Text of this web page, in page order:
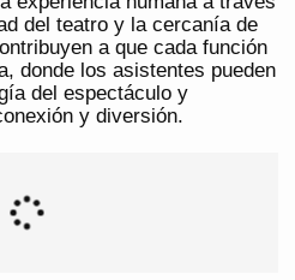
del teatro y la cercanía de
a que cada función
donde los asistentes pueden
del espectáculo y
y diversión.